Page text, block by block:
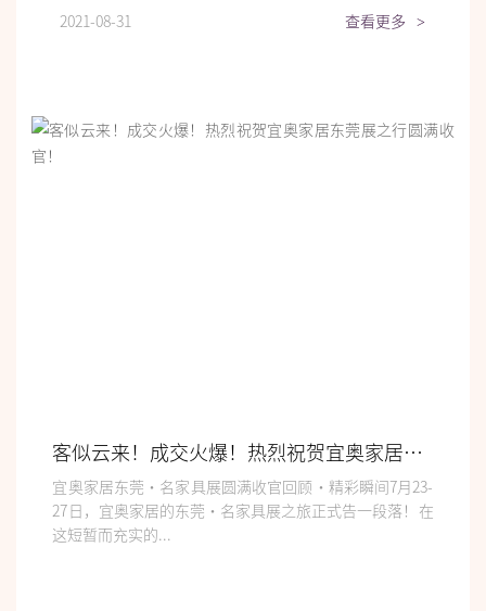
2021-08-31 查看更多 >
客似云来！成交火爆！热烈祝贺宜奥家居东莞展之行圆满收官！
宜奥家居东莞·名家具展圆满收官回顾·精彩瞬间7月23-
27日，宜奥家居的东莞·名家具展之旅正式告一段落！在
这短暂而充实的...